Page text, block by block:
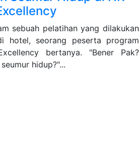
sebuah pelatihan yang dilakukan
hotel, seorang peserta program
bertanya. "Bener Pak?
hidup?"...